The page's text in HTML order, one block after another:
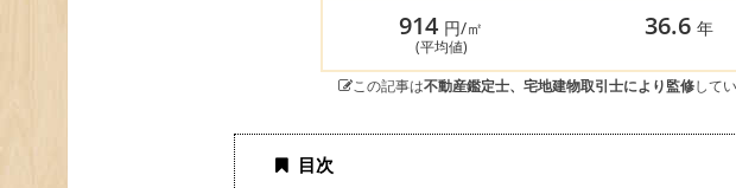
914 円/㎡
(平均値)
36.6 年
この記事は不動産鑑定士、宅地建物取引士により監修して
目次